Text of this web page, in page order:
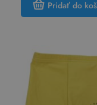
Pridať do